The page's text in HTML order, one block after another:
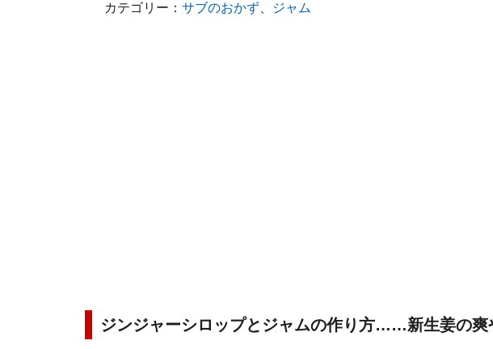
カテゴリー： サブのおかず、 ジャム
ジンジャーシロップとジャムの作り方……新生姜の爽